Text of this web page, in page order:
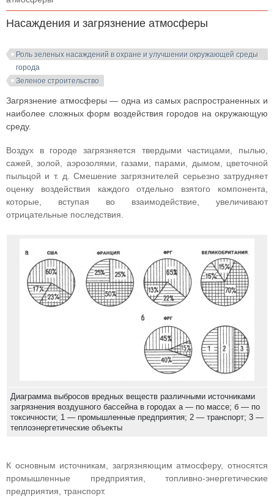
Насаждения и загрязнение атмосферы
Роль зеленых насаждений в охране и улучшении окружающей среды
города
Зеленое строительство
Загрязнение атмосферы — одна из самых распространенных и
наиболее сложных форм воздействия городов на окружающую
среду.
Воздух в городе загрязняется твердыми частицами, пылью,
сажей, золой, аэрозолями, газами, парами, дымом, цветочной
пыльцой и т. д. Смешение загрязнителей серьезно затрудняет
оценку воздействия каждого отдельно взятого компонента,
которые, вступая во взаимодействие, увеличивают
отрицательные последствия.
Диаграмма выбросов вредных веществ различными источниками
загрязнения воздушного бассейна в городах а — по массе; б — по
токсичности; 1 — промышленные предприятия; 2 — транспорт; 3 —
теплоэнергетические объекты
К основным источникам, загрязняющим атмосферу, относятся
промышленные предприятия, топливно-энергетические
предприятия, транспорт.